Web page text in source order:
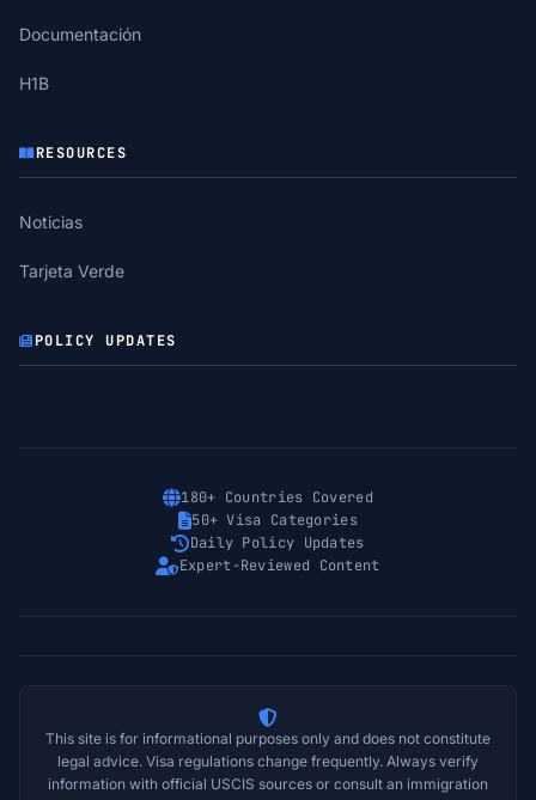
Documentación
H1B
RESOURCES
Noticias
Tarjeta Verde
POLICY UPDATES
180+ Countries Covered
50+ Visa Categories
Daily Policy Updates
Expert-Reviewed Content
This site is for informational purposes only and does not constitute
legal advice. Visa regulations change frequently. Always verify
information with official USCIS sources or consult an immigration